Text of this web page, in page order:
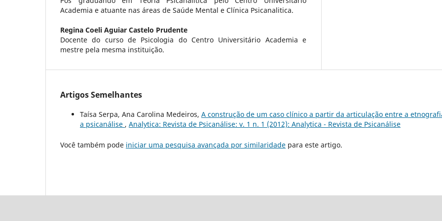
Academia e atuante nas áreas de Saúde Mental e Clínica Psicanalitica.
Regina Coeli Aguiar Castelo Prudente
Docente do curso de Psicologia do Centro Universitário Academia e
mestre pela mesma instituição.
Artigos Semelhantes
Taísa Serpa, Ana Carolina Medeiros, A construção de um caso clínico a partir da articulação entre a
a psicanálise , Analytica: Revista de Psicanálise: v. 1 n. 1 (2012): Analytica - Revista de Psicanálise
Você também pode iniciar uma pesquisa avançada por similaridade para este artigo.